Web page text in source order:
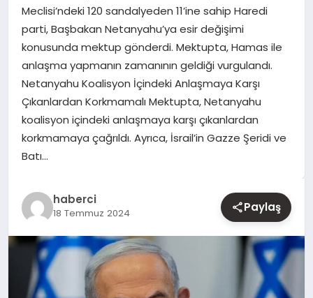
YAŞAM
EĞITIM
Meclisi’ndeki 120 sandalyeden 11’ine sahip Haredi
parti, Başbakan Netanyahu’ya esir değişimi
konusunda mektup gönderdi. Mektupta, Hamas ile
anlaşma yapmanın zamanının geldiği vurgulandı.
Netanyahu Koalisyon İçindeki Anlaşmaya Karşı
Çıkanlardan Korkmamalı Mektupta, Netanyahu
koalisyon içindeki anlaşmaya karşı çıkanlardan
korkmamaya çağrıldı. Ayrıca, İsrail’in Gazze Şeridi ve
Batı…
haberci
18 Temmuz 2024 Paylaş